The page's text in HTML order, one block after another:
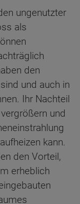
ungenutzter
als
den
und auch in
Ihr Nachteil
und
kann.
den Vorteil,
erheblich